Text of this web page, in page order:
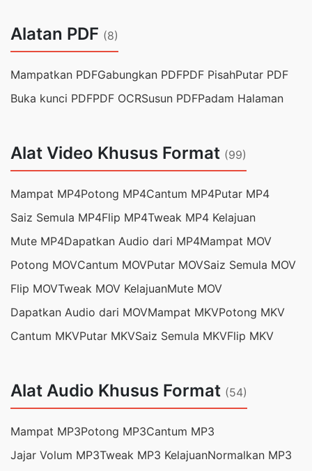
Alatan PDF (8)
Mampatkan PDFGabungkan PDFPDF PisahPutar PDF
Buka kunci PDFPDF OCRSusun PDFPadam Halaman
Alat Video Khusus Format (99)
Mampat MP4Potong MP4Cantum MP4Putar MP4
Saiz Semula MP4Flip MP4Tweak MP4 Kelajuan
Mute MP4Dapatkan Audio dari MP4Mampat MOV
Potong MOVCantum MOVPutar MOVSaiz Semula MOV
Flip MOVTweak MOV KelajuanMute MOV
Dapatkan Audio dari MOVMampat MKVPotong MKV
Cantum MKVPutar MKVSaiz Semula MKVFlip MKV
Alat Audio Khusus Format (54)
Mampat MP3Potong MP3Cantum MP3
Jajar Volum MP3Tweak MP3 KelajuanNormalkan MP3